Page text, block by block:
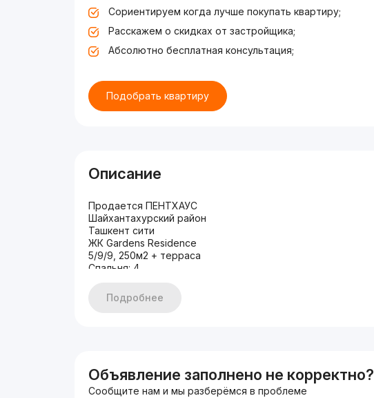
Сориентируем когда лучше покупать квартиру;
Расскажем о скидках от застройщика;
Абсолютно бесплатная консультация;
Подобрать квартиру
Описание
Продается ПЕНТХАУС
Шайхантахурский район
Ташкент сити
ЖК Gardens Residence
5/9/9, 250м2 + терраса
Спальня: 4
Кухня столовая: 1
Подземная парковка: на 2 авто.
квартира 2х уровненная
Подробнее
Объявление заполнено не корректно?
Сообщите нам и мы разберёмся в проблеме